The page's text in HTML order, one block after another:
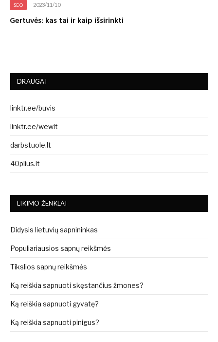
SEO 2023/11/10
Gertuvės: kas tai ir kaip išsirinkti
DRAUGAI
linktr.ee/buvis
linktr.ee/wewlt
darbstuole.lt
40plius.lt
LIKIMO ŽENKLAI
Didysis lietuvių sapnininkas
Populiariausios sapnų reikšmės
Tikslios sapnų reikšmės
Ką reiškia sapnuoti skęstančius žmones?
Ką reiškia sapnuoti gyvatę?
Ką reiškia sapnuoti pinigus?